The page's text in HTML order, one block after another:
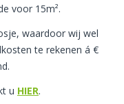
voor 15m².
waardoor wij wel
te rekenen á €
u HIER.